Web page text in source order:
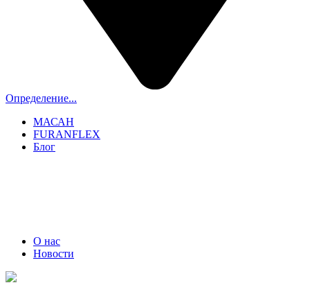
Определение...
МАСАН
FURANFLEX
Блог
О нас
Новости